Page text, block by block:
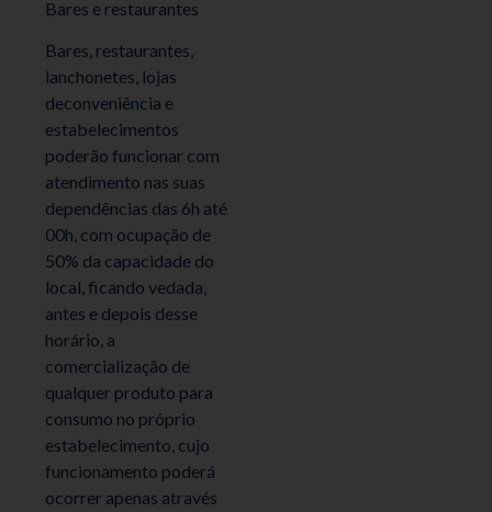
Bares e restaurantes
Bares, restaurantes,
lanchonetes, lojas
deconveniência e
estabelecimentos
poderão funcionar com
atendimento nas suas
dependências das 6h até
00h, com ocupação de
50% da capacidade do
local, ficando vedada,
antes e depois desse
horário, a
comercialização de
qualquer produto para
consumo no próprio
estabelecimento, cujo
funcionamento poderá
ocorrer apenas através